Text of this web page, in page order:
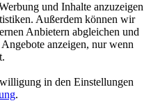
und Inhalte anzuzeigen
Außerdem können wir
Anbietern abgleichen und
anzeigen, nur wenn
in den Einstellungen
.